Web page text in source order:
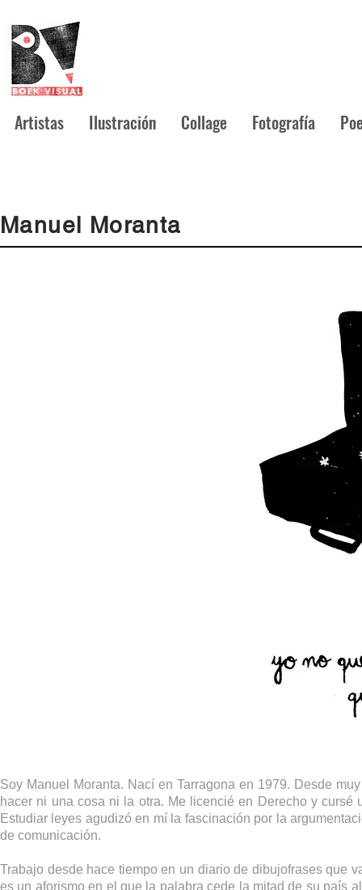
Artistas Ilustración Collage Fotografía
Manuel Moranta
Soy Manuel Moranta. Nací en Tarragona en 1979. Desde
hacer ni una cosa ni la otra. Me licencié en Derecho y
Estudiar leyes agudizó en mí la fascinación por la
de comunicación.
Trabajo desde hace tiempo en un diario de dibujofrases que
es un aforismo en el que la palabra cede la mitad de su país